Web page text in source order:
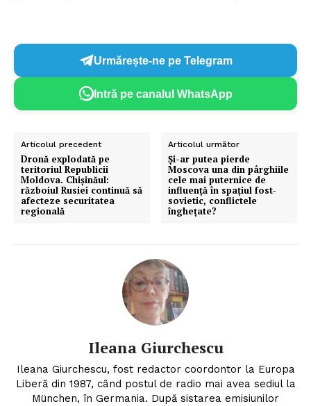
Urmărește-ne pe Telegram
Intră pe canalul WhatsApp
Articolul precedent
Dronă explodată pe
teritoriul Republicii
Moldova. Chișinăul:
războiul Rusiei continuă să
afecteze securitatea
regională
Articolul următor
Și-ar putea pierde
Moscova una din pârghiile
cele mai puternice de
influență în spațiul fost-
sovietic, conflictele
înghețate?
Ileana Giurchescu
Ileana Giurchescu, fost redactor coordontor la Europa
Liberă din 1987, când postul de radio mai avea sediul la
München, în Germania. După sistarea emisiunilor